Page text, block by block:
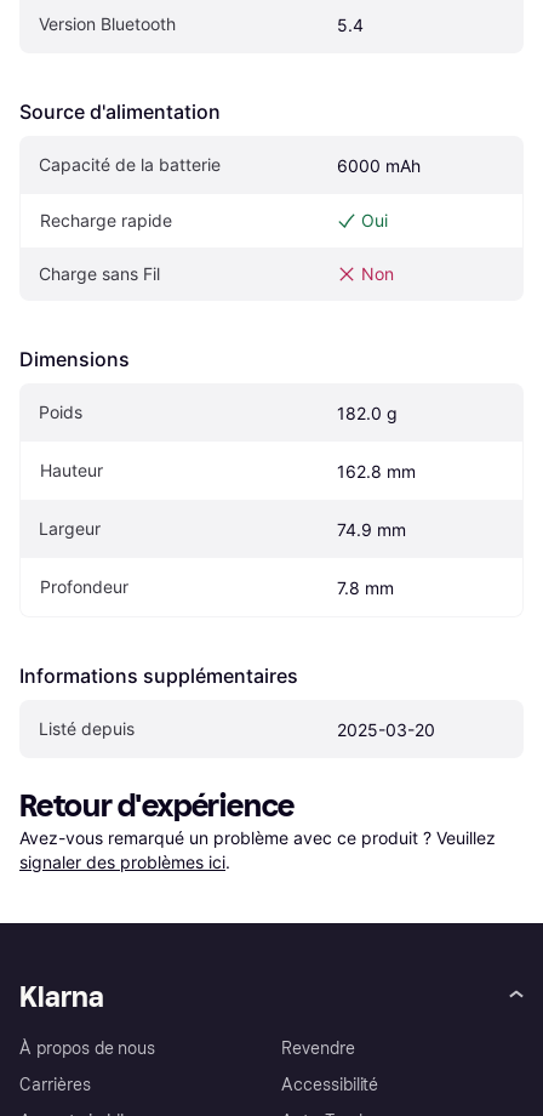
Version Bluetooth 5.4
Source d'alimentation
Capacité de la batterie 6000 mAh
Recharge rapide Oui
Charge sans Fil Non
Dimensions
Poids 182.0 g
Hauteur 162.8 mm
Largeur 74.9 mm
Profondeur 7.8 mm
Informations supplémentaires
Listé depuis 2025-03-20
Retour d'expérience
Avez-vous remarqué un problème avec ce produit ? Veuillez
signaler des problèmes ici.
Klarna
À propos de nous
Carrières
Revendre
Accessibilité